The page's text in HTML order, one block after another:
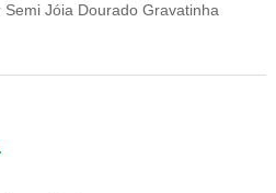
Semi Jóia Dourado Gravatinha